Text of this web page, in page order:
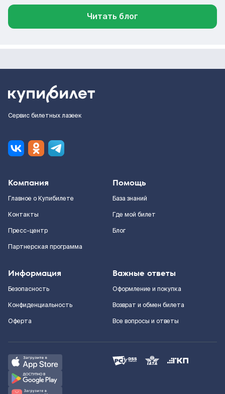
Читать блог
Сервис билетных лазеек
Компания
Главное о Купибилете
Контакты
Пресс-центр
Партнерская программа
Помощь
База знаний
Где мой билет
Блог
Информация
Безопасность
Конфиденциальность
Оферта
Важные ответы
Оформление и покупка
Возврат и обмен билета
Все вопросы и ответы